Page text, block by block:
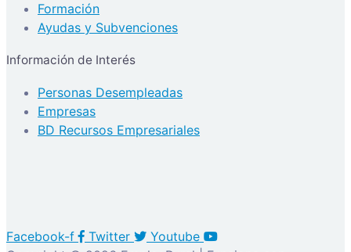
Formación
Ayudas y Subvenciones
Información de Interés
Personas Desempleadas
Empresas
BD Recursos Empresariales
Facebook-f Twitter
Youtube